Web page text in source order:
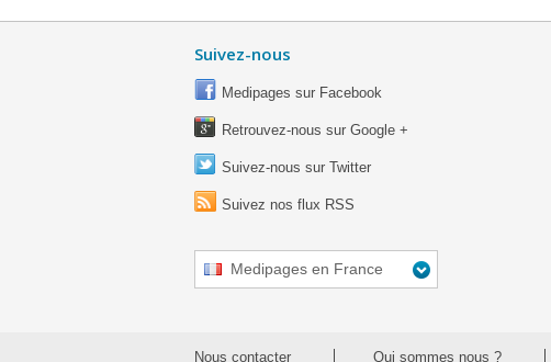
Suivez-nous
Medipages sur Facebook
Retrouvez-nous sur Google +
Suivez-nous sur Twitter
Suivez nos flux RSS
Medipages en France
Nous contacter Qui sommes nous ?